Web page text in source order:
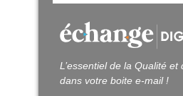
L’essentiel de la Qualité
dans votre boite e-mail !